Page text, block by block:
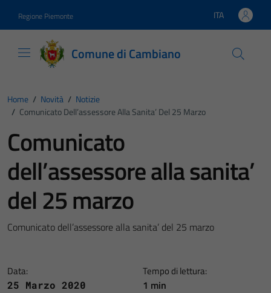
Regione Piemonte Lingua attiva:
ITA
Comune di Cambiano
Home / Novità / Notizie
/ Comunicato Dell’assessore Alla Sanita’ Del 25 Marzo
Comunicato
dell’assessore alla sanita’
del 25 marzo
Comunicato dell’assessore alla sanita’ del 25 marzo
Data:
25 Marzo 2020
Tempo di lettura:
1 min